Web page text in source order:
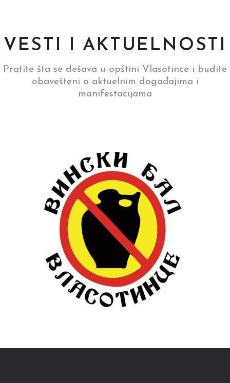
VESTI I AKTUELNOSTI
Pratite šta se dešava u opštini Vlasotince i budite
obavešteni o aktuelnim događajima i
manifestacijama